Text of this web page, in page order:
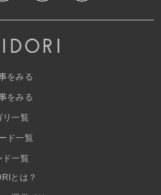
をみる
をみる
リ一覧
ド一覧
ド一覧
とは？